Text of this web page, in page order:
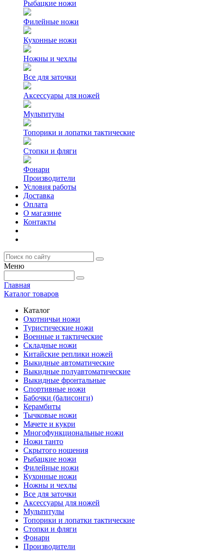
Рыбацкие ножи
Филейные ножи
Кухонные ножи
Ножны и чехлы
Все для заточки
Аксессуары для ножей
Мультитулы
Топорики и лопатки тактические
Стопки и фляги
Фонари
Производители
Условия работы
Доставка
Оплата
О магазине
Контакты
Меню
Главная
Каталог товаров
Каталог
Охотничьи ножи
Туристические ножи
Военные и тактические
Складные ножи
Китайские реплики ножей
Выкидные автоматические
Выкидные полуавтоматические
Выкидные фронтальные
Спортивные ножи
Бабочки (балисонги)
Керамбиты
Тычковые ножи
Мачете и кукри
Многофункциональные ножи
Ножи танто
Скрытого ношения
Рыбацкие ножи
Филейные ножи
Кухонные ножи
Ножны и чехлы
Все для заточки
Аксессуары для ножей
Мультитулы
Топорики и лопатки тактические
Стопки и фляги
Фонари
Производители